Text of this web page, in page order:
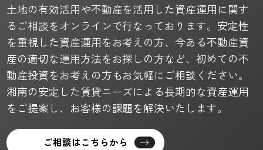
土地の有効活用や不動産を活用した資産運用に関す
るご相談をオンラインで行なっております。安定性
を重視した資産運用をお考えの方、今ある不動産資
産の適切な運用方法をお探しの方など、初めての不
動産投資をお考えの方もお気軽にご相談ください。
湘南の安定した賃貸ニーズによる長期的な資産運用
をご提案し、お客様の課題を解決いたします。
ご相談はこちらから